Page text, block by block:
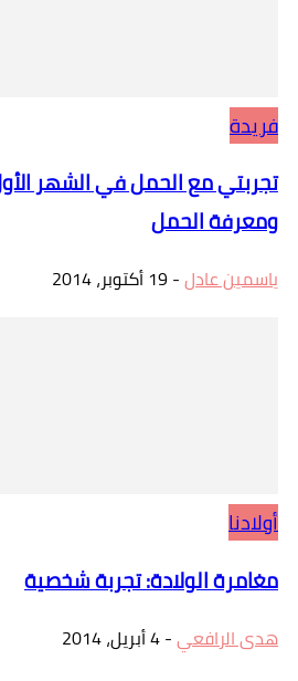
فريدة
تجربتي مع الحمل في الشهر
ومعرفة الحمل
ياسمين عادل-19 أكتوبر، 2014
أولادنا
مغامرة الولادة: تجربة شخصية
هدى الرافعي-4 أبريل، 2014